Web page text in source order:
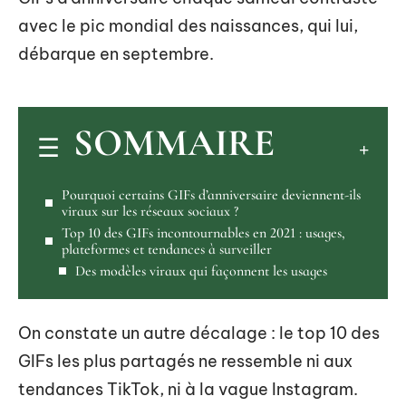
avec le pic mondial des naissances, qui lui,
débarque en septembre.
SOMMAIRE
Pourquoi certains GIFs d’anniversaire deviennent-ils
viraux sur les réseaux sociaux ?
Top 10 des GIFs incontournables en 2021 : usages,
plateformes et tendances à surveiller
Des modèles viraux qui façonnent les usages
On constate un autre décalage : le top 10 des
GIFs les plus partagés ne ressemble ni aux
tendances TikTok, ni à la vague Instagram.